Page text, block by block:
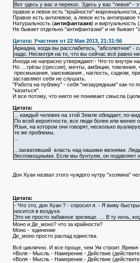
Вот здесь у вас и перекос. Здесь у вас "левое" -
правое и левое есть "крайности"-маргинальности,
Правое есть антилевое, а левое есть антиправое
Натуральность (антифантазия) и виртуальность (
Не бывает отдельно "антифантазии" и не бывает
Цитата: Участник от 22 Мая 2013, 21:31:56
Ариадна, когда вы расслабитесь, "абсолютное"
надо. Несмотря на то, что вы сейчас всё равно
Иногда не напрасно утверждают:- Что-то внутри
Но ....грёзы (грессия), мечты, амбиции, томления,
пресмыкания, заискивания , наглость, садизм,
заставляют себя не слушать.
"Работа на публику" - себя "незаурядным" как-то
"казаться".
И все потому, что никто не понимает смысла
Цитата:
... каждый человек на этой Земле обладает, по-
По всей вероятности, все люди более или менее
Язык, на котором они говорят, несколько
те же проблемы.
...захвативший власть над нашими жизнями.
беспомощными. Если мы бунтуем, он подавляет
Дон Хуан назвал этого чуждого нутру "хозяина"
Цитата:
- Что это, дон Хуан ? - спросил я. - Я вижу
носится в воздухе.
Это не просто забавное зрелище. … В ту ночь,
Моно и Де_моно? что за крайности?
Моно - единение
Де_моно просто распад единства.
Всё циклично. И все проще, чем Ум строит.
«Воля - Мысль - Намерение - Действие
«Воля - Мысль - Намерение - Действие